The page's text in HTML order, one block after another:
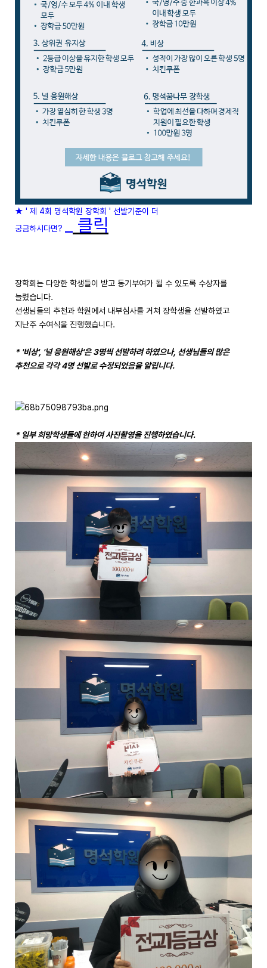
★ ' 제 4회 명석학원 장학회 ' 선발기준이 더
궁금하시다면?
클릭
장학회는 다양한 학생들이 받고 동기부여가 될 수 있도록 수상자를
늘렸습니다.
선생님들의 추천과 학원에서 내부심사를 거쳐 장학생을 선발하였고
지난주 수여식을 진행했습니다.
* '비상', '널 응원해상'은 3명씩 선발하려 하였으나, 선생님들의 많은
추천으로 각각 4명 선발로 수정되었음을 알립니다.
* 일부 희망학생들에 한하여 사진촬영을 진행하였습니다.